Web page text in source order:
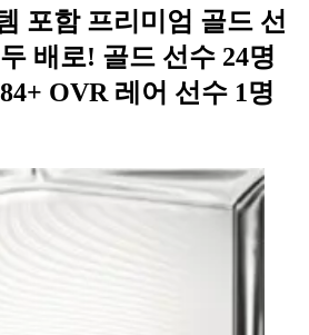
포함 프리미엄 골드 선
배로! 골드 선수 24명
OVR 레어 선수 1명